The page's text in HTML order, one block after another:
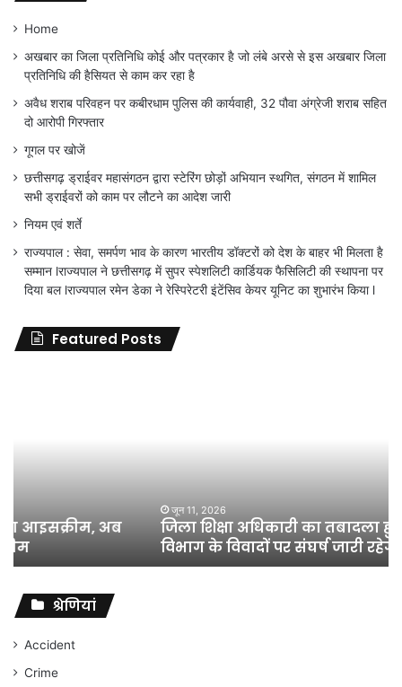
Home
अखबार का जिला प्रतिनिधि कोई और पत्रकार है जो लंबे अरसे से इस अखबार जिला
प्रतिनिधि की हैसियत से काम कर रहा है
अवैध शराब परिवहन पर कबीरधाम पुलिस की कार्यवाही, 32 पौवा अंग्रेजी शराब सहित
दो आरोपी गिरफ्तार
गूगल पर खोजें
छत्तीसगढ़ ड्राईवर महासंगठन द्वारा स्टेरिंग छोड़ों अभियान स्थगित, संगठन में शामिल
सभी ड्राईवरों को काम पर लौटने का आदेश जारी
नियम एवं शर्ते
राज्यपाल : सेवा, समर्पण भाव के कारण भारतीय डॉक्टरों को देश के बाहर भी मिलता है
सम्मान lराज्यपाल ने छत्तीसगढ़ में सुपर स्पेशलिटी कार्डियक फैसिलिटी की स्थापना पर
दिया बल lराज्यपाल रमेन डेका ने रेस्पिरेटरी इंटेंसिव केयर यूनिट का शुभारंभ किया l
Featured Posts
विभाग
के
विवादों
संघर्ष
जारी
रहेगा
अंकित
जिला शिक्षा अधिकारी का तबादला हुआ, लेकिन शिक्षा
विभाग के विवादों पर संघर्ष जारी रहेगा : अंकित गौरहा
श्रेणियां
Accident
Crime